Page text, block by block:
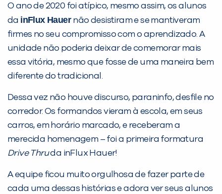
O ano de 2020 foi atípico, mesmo assim, os alunos
da inFlux Hauer não desistiram e se mantiveram
firmes no seu compromisso com o aprendizado. A
unidade não poderia deixar de comemorar mais
essa vitória, mesmo que fosse de uma maneira bem
diferente do tradicional.
Dessa vez não houve discurso, paraninfo, desfile no
corredor. Os formandos vieram à escola, em seus
carros, em horário marcado, e receberam a
merecida homenagem – foi a primeira formatura
Drive Thruda inFlux Hauer!
A equipe ficou muito orgulhosa de fazer parte de
cada uma dessas histórias e adora ver seus alunos
PEÇA UMA DEMONSTRAÇÃO DE MÉTODO
Desculpe!
inFlux nesta cidade ou bairro que
você digitou.